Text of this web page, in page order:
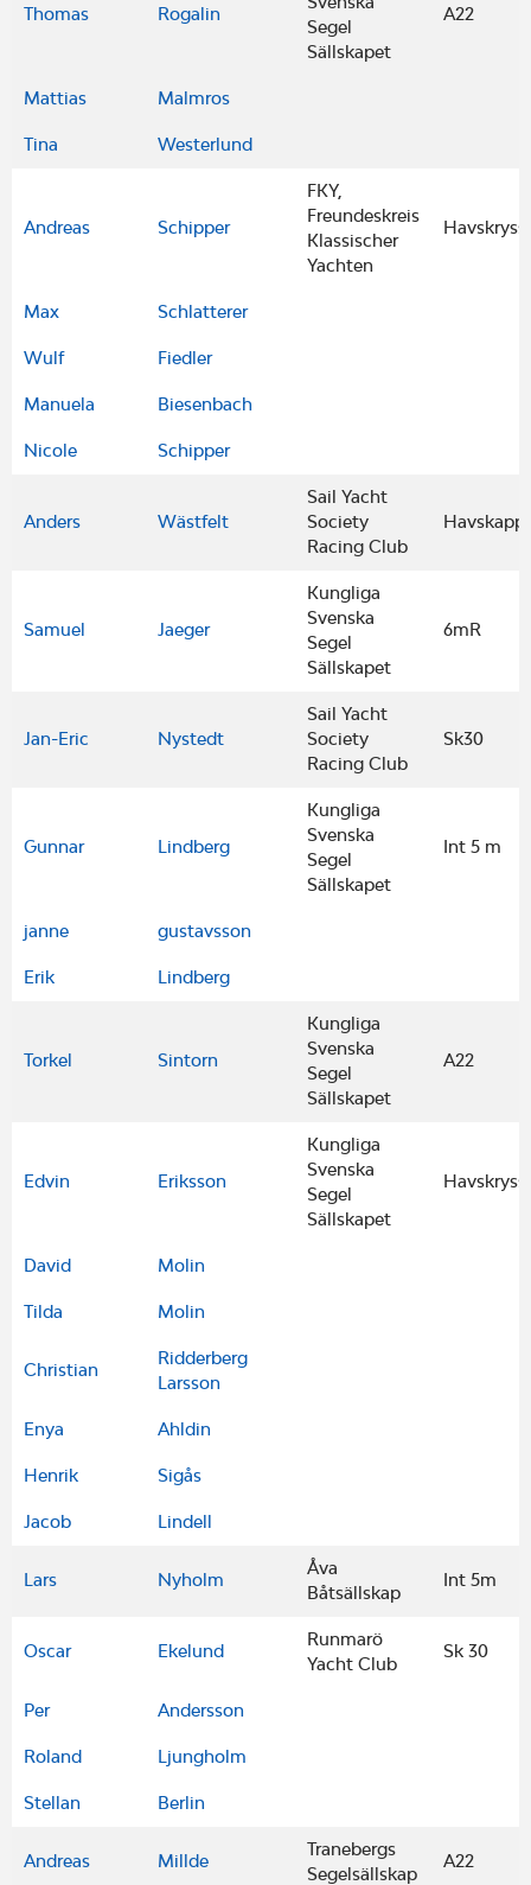
Thomas Rogalin
Segel
Sällskapet
A22
Mattias Malmros
Tina Westerlund
Andreas Schipper
FKY,
Freundeskreis
Klassischer
Yachten
Max Schlatterer
Wulf Fiedler
Manuela Biesenbach
Nicole Schipper
Anders Wästfelt
Sail Yacht
Society
Racing Club
Samuel Jaeger
Kungliga
Svenska
Segel
Sällskapet
6mR
Jan-Eric Nystedt
Sail Yacht
Society
Racing Club
Sk30
Gunnar Lindberg
Kungliga
Svenska
Segel
Sällskapet
Int 5 m
janne gustavsson
Erik Lindberg
Torkel Sintorn
Kungliga
Svenska
Segel
Sällskapet
A22
Edvin Eriksson
Kungliga
Svenska
Segel
Sällskapet
David Molin
Tilda Molin
Christian
Ridderberg
Larsson
Enya Ahldin
Henrik Sigås
Jacob Lindell
Lars Nyholm
Åva
Båtsällskap
Int 5m
Oscar Ekelund
Runmarö
Yacht Club
Sk 30
Per Andersson
Roland Ljungholm
Stellan Berlin
Andreas Millde
Tranebergs
Segelsällskap
A22